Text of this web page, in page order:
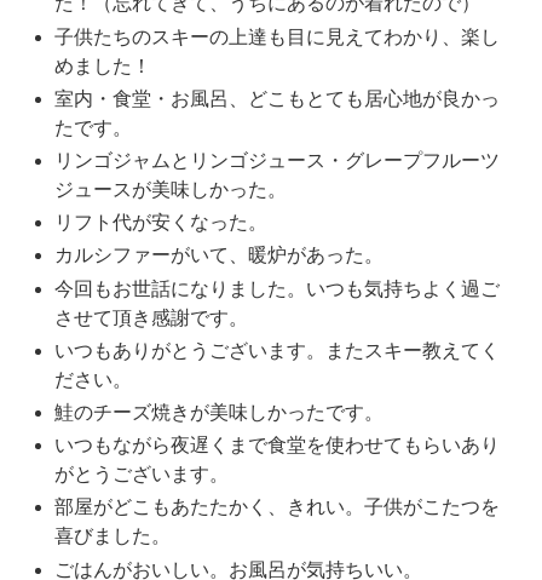
子供たちのスキーの上達も目に見えてわかり、楽し
めました！
室内・食堂・お風呂、どこもとても居心地が良かっ
たです。
リンゴジャムとリンゴジュース・グレープフルーツ
ジュースが美味しかった。
リフト代が安くなった。
カルシファーがいて、暖炉があった。
今回もお世話になりました。いつも気持ちよく過ご
させて頂き感謝です。
いつもありがとうございます。またスキー教えてく
ださい。
鮭のチーズ焼きが美味しかったです。
いつもながら夜遅くまで食堂を使わせてもらいあり
がとうございます。
部屋がどこもあたたかく、きれい。子供がこたつを
喜びました。
ごはんがおいしい。お風呂が気持ちいい。